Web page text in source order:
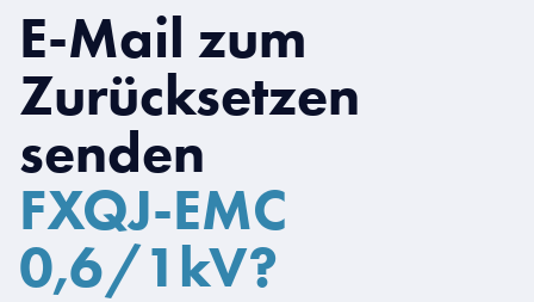
E-Mail zum
Zurücksetzen
senden
FXQJ-EMC
0,6/1kV?